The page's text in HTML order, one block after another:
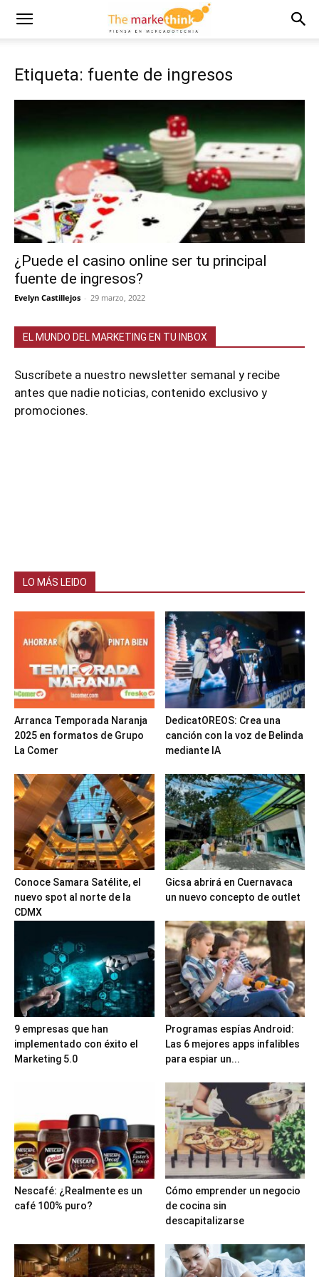
Etiqueta: fuente de ingresos
¿Puede el casino online ser tu principal
fuente de ingresos?
Evelyn Castillejos - 29 marzo, 2022
EL MUNDO DEL MARKETING EN TU INBOX
Suscríbete a nuestro newsletter semanal y recibe
antes que nadie noticias, contenido exclusivo y
promociones.
LO MÁS LEIDO
Arranca Temporada Naranja
2025 en formatos de Grupo
La Comer
DedicatOREOS: Crea una
canción con la voz de Belinda
mediante IA
Conoce Samara Satélite, el
nuevo spot al norte de la
CDMX
Gicsa abrirá en Cuernavaca
un nuevo concepto de outlet
9 empresas que han
implementado con éxito el
Marketing 5.0
Programas espías Android:
Las 6 mejores apps infalibles
para espiar un...
Nescafé: ¿Realmente es un
café 100% puro?
Cómo emprender un negocio
de cocina sin
descapitalizarse